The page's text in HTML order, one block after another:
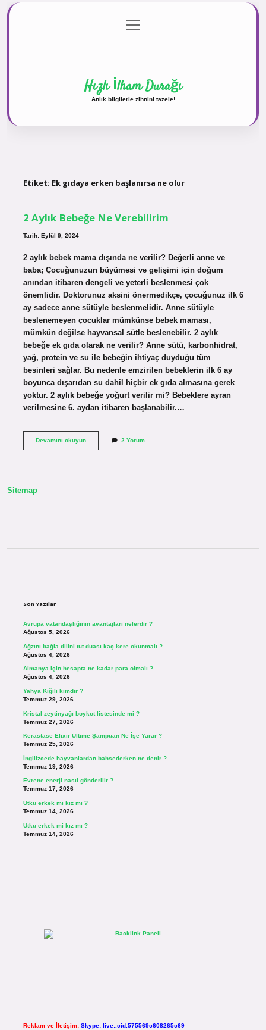
Gizlilik Politikası
menüyü
aç
Hızlı İlham Durağı
Anlık bilgilerle zihnini tazele!
Etiket: Ek gıdaya erken başlanırsa ne olur
2 Aylık Bebeğe Ne Verebilirim
Tarih: Eylül 9, 2024
2 aylık bebek mama dışında ne verilir? Değerli anne ve
baba; Çocuğunuzun büyümesi ve gelişimi için doğum
anından itibaren dengeli ve yeterli beslenmesi çok
önemlidir. Doktorunuz aksini önermedikçe, çocuğunuz ilk 6
ay sadece anne sütüyle beslenmelidir. Anne sütüyle
beslenemeyen çocuklar mümkünse bebek maması,
mümkün değilse hayvansal sütle beslenebilir. 2 aylık
bebeğe ek gıda olarak ne verilir? Anne sütü, karbonhidrat,
yağ, protein ve su ile bebeğin ihtiyaç duyduğu tüm
besinleri sağlar. Bu nedenle emzirilen bebeklerin ilk 6 ay
boyunca dışarıdan su dahil hiçbir ek gıda almasına gerek
yoktur. 2 aylık bebeğe yoğurt verilir mi? Bebeklere ayran
verilmesine 6. aydan itibaren başlanabilir.…
Devamını okuyun2
2 Yorum
Sitemap
Son Yazılar
Avrupa vatandaşlığının avantajları nelerdir ?
Ağustos 5, 2026
Ağzını bağla dilini tut duası kaç kere okunmalı ?
Ağustos 4, 2026
Almanya için hesapta ne kadar para olmalı ?
Ağustos 4, 2026
Yahya Kığılı kimdir ?
Temmuz 29, 2026
Kristal zeytinyağı boykot listesinde mi ?
Temmuz 27, 2026
Kerastase Elixir Ultime Şampuan Ne İşe Yarar ?
Temmuz 25, 2026
İngilizcede hayvanlardan bahsederken ne denir ?
Temmuz 19, 2026
Evrene enerji nasıl gönderilir ?
Temmuz 17, 2026
Utku erkek mi kız mı ?
Temmuz 14, 2026
Utku erkek mi kız mı ?
Temmuz 14, 2026
Reklam ve İletişim: Skype: live:.cid.575569c608265c69